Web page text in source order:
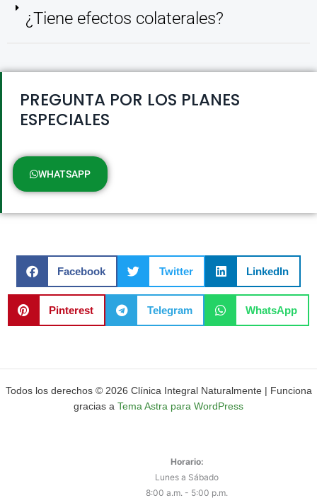
¿Tiene efectos colaterales?
PREGUNTA POR LOS PLANES
ESPECIALES
WHATSAPP
Facebook Twitter LinkedIn
Pinterest Telegram WhatsApp
Todos los derechos © 2026 Clínica Integral Naturalmente | Funciona
gracias a Tema Astra para WordPress
Horario:
Lunes a Sábado
8:00 a.m. - 5:00 p.m.